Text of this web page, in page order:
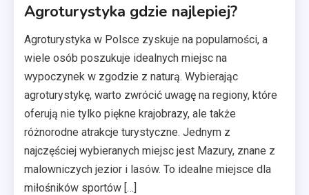
Agroturystyka gdzie najlepiej?
Agroturystyka w Polsce zyskuje na popularności, a
wiele osób poszukuje idealnych miejsc na
wypoczynek w zgodzie z naturą. Wybierając
agroturystykę, warto zwrócić uwagę na regiony, które
oferują nie tylko piękne krajobrazy, ale także
różnorodne atrakcje turystyczne. Jednym z
najczęściej wybieranych miejsc jest Mazury, znane z
malowniczych jezior i lasów. To idealne miejsce dla
miłośników sportów […]